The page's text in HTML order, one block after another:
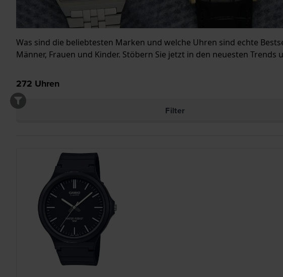
Was sind die beliebtesten Marken und welche Uhren sind echte
Männer, Frauen und Kinder. Stöbern Sie jetzt in den neuesten Trends
272 Uhren
Filter